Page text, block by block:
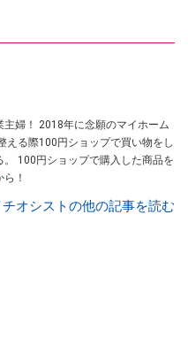
イホーム
える際100円ショップで買い物をし
を
ら！
チオシストの他の記事を読む